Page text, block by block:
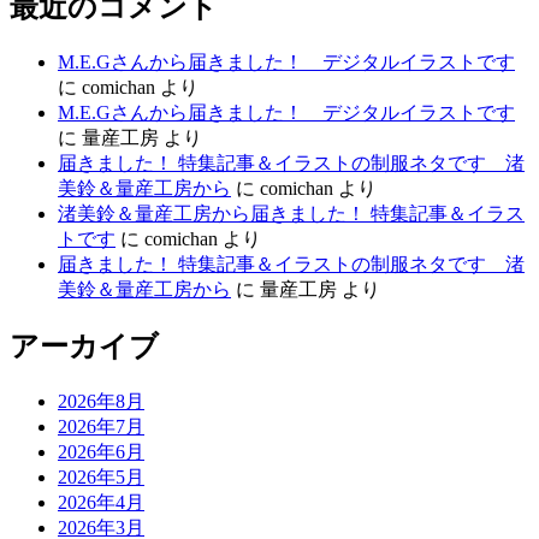
最近のコメント
M.E.Gさんから届きました！ デジタルイラストです
に comichan より
M.E.Gさんから届きました！ デジタルイラストです
に 量産工房 より
届きました！ 特集記事＆イラストの制服ネタです 渚
美鈴＆量産工房から に comichan より
渚美鈴＆量産工房から届きました！ 特集記事＆イラス
トです に comichan より
届きました！ 特集記事＆イラストの制服ネタです 渚
美鈴＆量産工房から に 量産工房 より
アーカイブ
2026年8月
2026年7月
2026年6月
2026年5月
2026年4月
2026年3月